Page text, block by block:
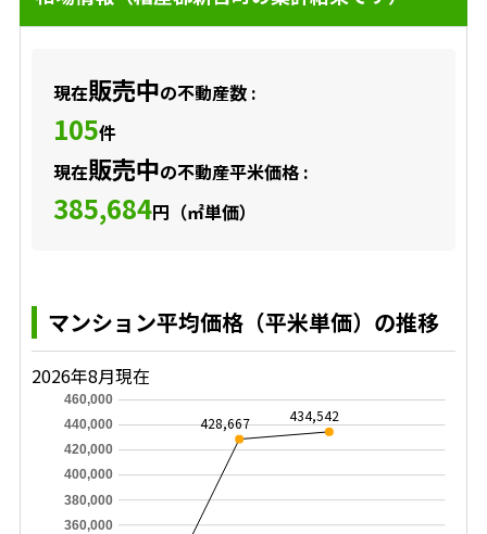
現在販売中の不動産数 :
105件
現在販売中の不動産平米価格 :
385,684円（㎡単価）
マンション平均価格（平米単価）の推移
2026年8月現在
360,000
380,000
400,000
420,000
440,000
460,000
428,667 434,542